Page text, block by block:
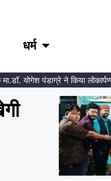
धर्म
योगेश पंडाग्रे ने किया लोकार्पण